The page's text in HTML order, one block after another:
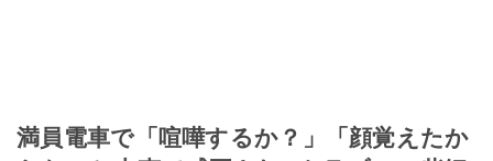
満員電車で「喧嘩するか？」「顔覚えたか